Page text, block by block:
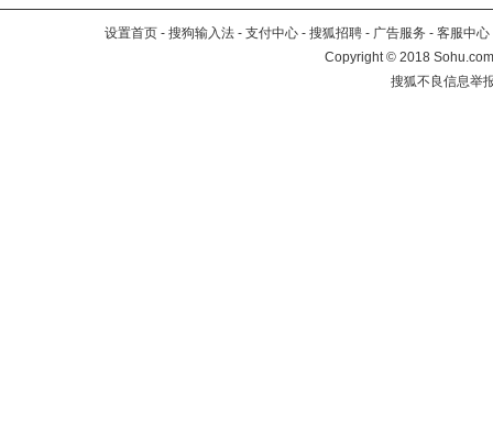
设置首页 - 搜狗输入法 - 支付中心 - 搜狐招聘 - 广告服务 - 客服中心
Copyright©2018
搜狐不良信息举